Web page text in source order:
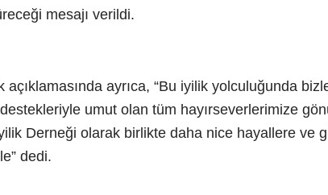
mesajı verildi.
açıklamasında ayrıca, “Bu iyilik yolculuğunda
umut olan tüm hayırseverlerimize
Derneği olarak birlikte daha nice hayallere ve
dedi.